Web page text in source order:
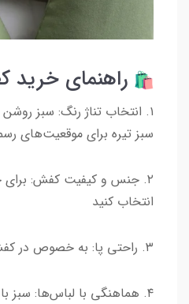
راهنمای خرید
۱. انتخاب تناژ رنگ: سبز
سبز تیره برای موقعیت‌های
۲. جنس و کیفیت کفش: برای
انتخاب کنید
۳. راحتی پا: به خصوص در کفش‌های پاشنه‌دار و رسمی
۴. هماهنگی با لباس‌ها: سبز